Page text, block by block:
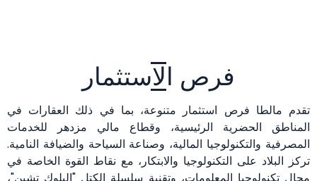
فرص الاستثمار
تقدم مالطا فرص استثمار متنوعة، بما في ذلك العقارات في
المناطق الحضرية الرئيسية، وقطاع مالي مزدهر للخدمات
المصرفية والتكنولوجيا المالية، وصناعة السياحة والضيافة النامية.
تركز البلاد على التكنولوجيا والابتكار، مع نقاط القوة الخاصة في
مجال تكنولوجيا المعلومات، وتقنية سلسلة الكتل "البلوك تشين"،